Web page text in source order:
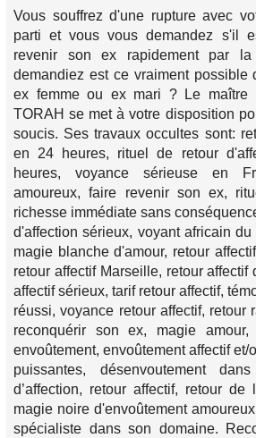
Vous souffrez d'une rupture avec
parti et vous vous demandez s'il
revenir son ex rapidement par
demandiez est ce vraiment possible
ex femme ou ex mari ? Le maître
TORAH se met à votre disposition
soucis. Ses travaux occultes sont:
en 24 heures, rituel de retour
heures, voyance sérieuse en
amoureux, faire revenir son ex,
richesse immédiate sans
d'affection sérieux, voyant africain du
magie blanche d'amour, retour
retour affectif Marseille, retour affectif
affectif sérieux, tarif retour affectif,
réussi, voyance retour affectif, retour
reconquérir son ex, magie amour,
envoûtement, envoûtement affectif et/
puissantes, désenvoutement
d’affection, retour affectif, retour de
magie noire d'envoûtement
spécialiste dans son domaine.